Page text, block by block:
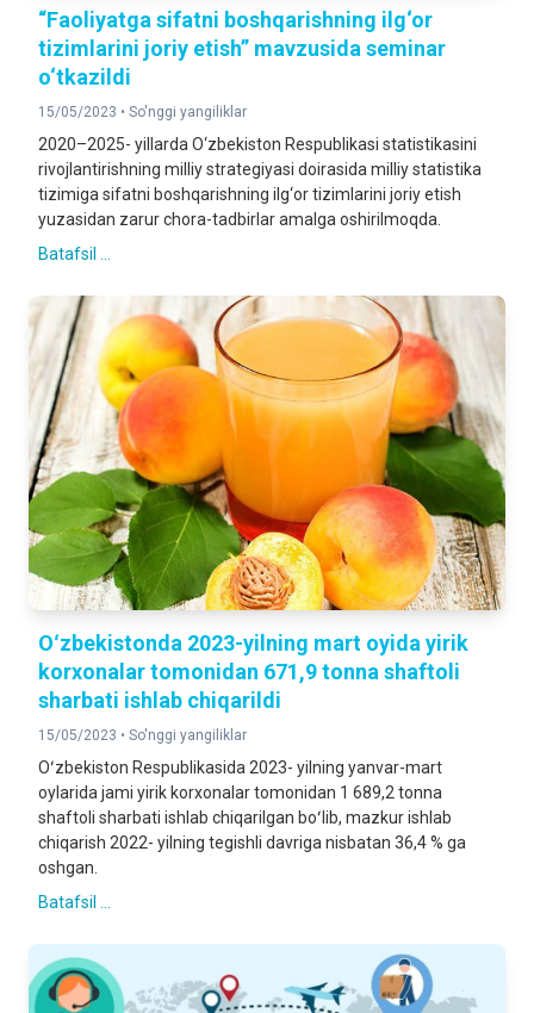
“Faoliyatga sifatni boshqarishning ilg‘or
tizimlarini joriy etish” mavzusida seminar
o‘tkazildi
15/05/2023 • So'nggi yangiliklar
2020–2025- yillarda O‘zbekiston Respublikasi statistikasini
rivojlantirishning milliy strategiyasi doirasida milliy statistika
tizimiga sifatni boshqarishning ilg‘or tizimlarini joriy etish
yuzasidan zarur chora-tadbirlar amalga oshirilmoqda.
Batafsil ...
Oʻzbekistonda 2023-yilning mart oyida yirik
korxonalar tomonidan 671,9 tonna shaftoli
sharbati ishlab chiqarildi
15/05/2023 • So'nggi yangiliklar
Oʻzbekiston Respublikasida 2023- yilning yanvar-mart
oylarida jami yirik korxonalar tomonidan 1 689,2 tonna
shaftoli sharbati ishlab chiqarilgan boʻlib, mazkur ishlab
chiqarish 2022- yilning tegishli davriga nisbatan 36,4 % ga
oshgan.
Batafsil ...